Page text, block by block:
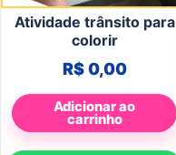
Atividade trânsito para
colorir
R$0,00
Adicionar ao
carrinho